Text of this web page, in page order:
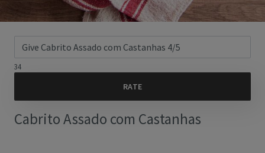
34
Cabrito Assado com Castanhas